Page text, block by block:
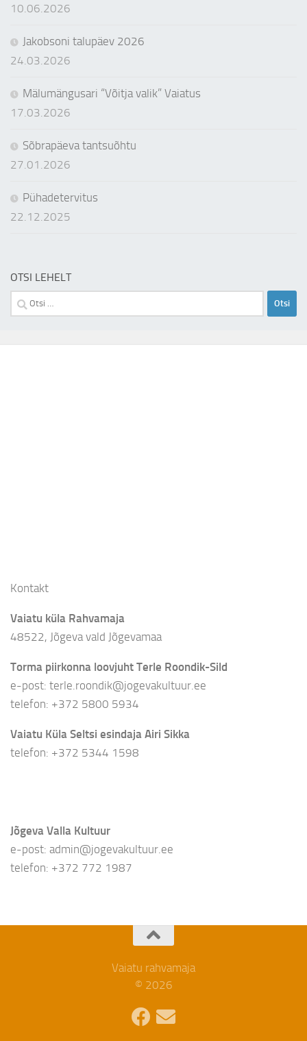
10.06.2026
Jakobsoni talupäev 2026
24.03.2026
Mälumängusari “Võitja valik” Vaiatus
17.03.2026
Sõbrapäeva tantsuõhtu
27.01.2026
Pühadetervitus
22.12.2025
OTSI LEHELT
Otsi:
Kontakt
Vaiatu küla Rahvamaja
48522, Jõgeva vald Jõgevamaa
Torma piirkonna loovjuht Terle Roondik-Sild
e-post: terle.roondik@jogevakultuur.ee
telefon: +372 5800 5934
Vaiatu Küla Seltsi esindaja Airi Sikka
telefon: +372 5344 1598
Jõgeva Valla Kultuur
e-post: admin@jogevakultuur.ee
telefon: +372 772 1987
Vaiatu rahvamaja
© 2026